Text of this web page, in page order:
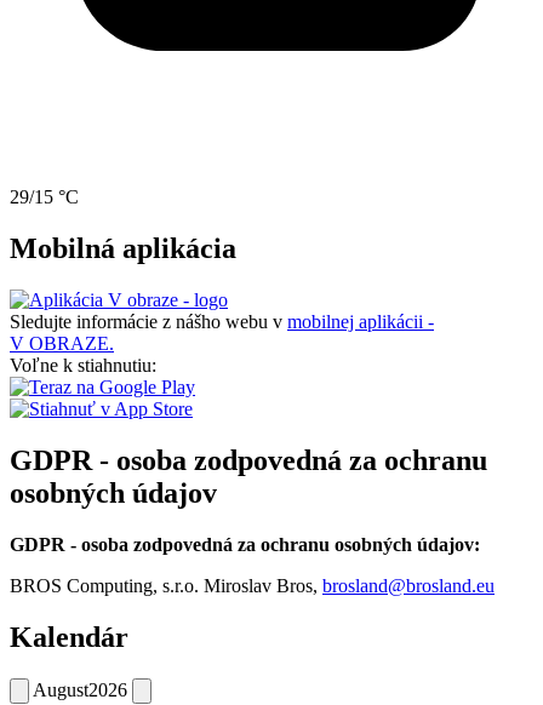
29/15 °C
Mobilná aplikácia
Sledujte informácie z nášho webu v mobilnej aplikácii -
V OBRAZE.
Voľne k stiahnutiu:
GDPR - osoba zodpovedná za ochranu
osobných údajov
GDPR - osoba zodpovedná za ochranu osobných údajov:
BROS Computing, s.r.o. Miroslav Bros, brosland@brosland.eu
Kalendár
August2026